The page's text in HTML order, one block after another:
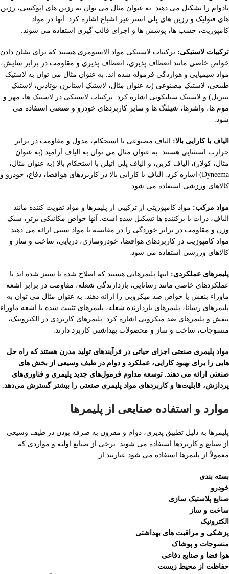
بادوام را تشکیل می دهند. به عنوان مثال می توان به رزین های اپوکسی، رزین
های فنولیک و رزین های پلی استر غیر اشباع اشاره کرد. آنها در مواد
کامپوزیت، چسب ها، پوشش ها و اجزای قالب گیری استفاده می شوند.
ترکیبات لاستیکی: ترکیبات لاستیکی مواد الاستومری هستند که برای نشان دادن
خواص خاصی مانند انعطاف پذیری، انعطاف پذیری و مقاومت در برابر سایش،
مواد شیمیایی و هوازدگی فرموله شده اند. به عنوان مثال می توان به لاستیک
طبیعی، لاستیک مصنوعی (به عنوان مثال، لاستیک استایرن-بوتادین، لاستیک
نیتریل) و لاستیک سیلیکونی اشاره کرد. ترکیبات لاستیکی در لاستیک ها، مهر و
موم ها، واشرها، شیلنگ ها و سایر کاربردهای خودرو و صنعتی استفاده می
شود.
الیاف با کارایی بالا: الیاف مصنوعی با استحکام، مدول و مقاومت در برابر
حرارت استثنایی هستند. به عنوان مثال می توان به الیاف آرامید (به عنوان
مثال، کولار)، الیاف کربن، و الیاف پلی اتیلن با استحکام بالا (به عنوان مثال،
Dyneema) اشاره کرد. الیاف با کارایی بالا در کاربردهای هوافضا، دفاع، خودرو و
کالاهای ورزشی استفاده می شود.
مواد مرکب: مواد کامپوزیتی از ترکیبی از پلیمرها و مواد تقویت کننده مانند
الیاف، ذرات یا پرکننده ها تشکیل شده است. آنها خواص مکانیکی برتر، سبک
وزن و مقاومت در برابر خوردگی را در مقایسه با مواد سنتی ارائه می دهند.
مواد کامپوزیت در کاربردهای هوافضا، خودروسازی، دریایی، ساخت و ساز و
کالاهای ورزشی استفاده می شود.
پلیمرهای عملکردی: اینها پلیمرهایی هستند که اصلاح شده یا سنتز شده اند تا
عملکردهای خاصی مانند رسانایی، بازدارندگی شعله، مقاومت در برابر اشعه
ماوراء بنفش یا خواص ضد میکروبی را ارائه دهند. به عنوان مثال می توان به
پلیمرهای رسانا، پلیمرهای بازدارنده شعله، پلیمرهای تثبیت شده با اشعه ماوراء
بنفش و پلیمرهای ضد میکروبی اشاره کرد. پلیمرهای کاربردی در الکترونیک،
منسوجات، ساخت و ساز و محصولات بهداشتی کاربرد دارند.
مواد پلیمری صنعتی اجزای حیاتی در فرآیندهای تولید مدرن هستند که راه حل
هایی را برای بهبود کارایی، عملکرد و دوام در طیف وسیعی از بخش های
صنعتی ارائه می دهند. توسعه مداوم فرمول‌های جدید پلیمری و فناوری‌های
پردازش، قابلیت‌ها و کاربردهای مواد پلیمری صنعتی را بیشتر گسترش می‌دهد.
موارد و استفاده صنایعی از پلیمرها
پلیمرها به دلیل تطبیق پذیری، دوام و مقرون به صرفه بودن در طیف وسیعی
از صنایع و کاربردها استفاده می شوند. برخی از صنایع اولیه و مواردی که
معمولاً از پلیمرها استفاده می شود عبارتند از:
بسته بندی
خودرو
صنایع پلاستیک سازی
ساخت و ساز
الکترونیک
پزشکی و مراقبت های بهداشتی
منسوجات و پوشاک
هوا فضا و صنایع دفاعی
حفاظت از محیط زیست